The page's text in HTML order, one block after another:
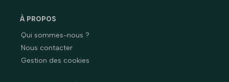
À PROPOS
Qui sommes-nous ?
Nous contacter
Gestion des cookies